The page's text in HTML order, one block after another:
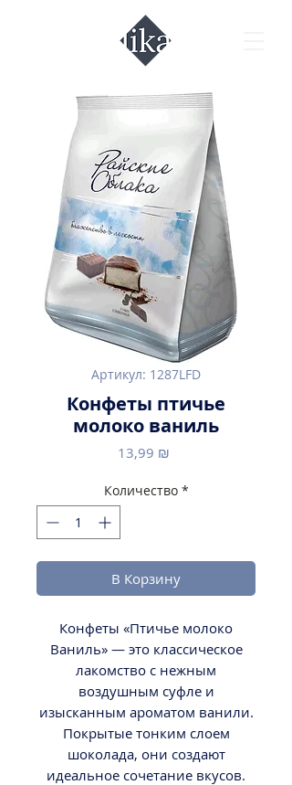
Артикул: 1287LFD
Конфеты птичье
молоко ваниль
13,99 ₪
Количество *
В Корзину
Конфеты «Птичье молоко
Ваниль» — это классическое
лакомство с нежным
воздушным суфле и
изысканным ароматом ванили.
Покрытые тонким слоем
шоколада, они создают
идеальное сочетание вкусов.